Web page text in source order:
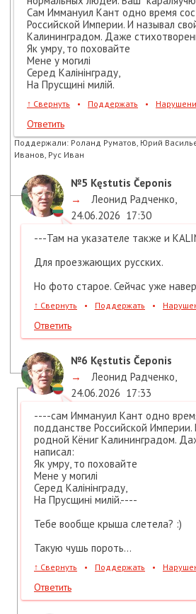
Сам Иммануил Кант одно время
Российской Империи. И называл
Калининградом. Даже
Як умру, то поховайте
Мене у могилi
Серед Калiнiнграду,
На Прусщинi милiй.
↑ Свернуть • Поддержать •
Ответить
Поддержали: Роланд Руматов, Юрий
Иванов, Рус Иван
№5 Kęstutis Čeponis
→
Леонид Радченко
24.06.2026 17:30
---Там на указателе также и
Для проезжающих русских.
Но фото старое. Сейчас уже
↑ Свернуть • Поддержать •
Ответить
№6 Kęstutis Čeponis
→
Леонид Радченко
24.06.2026 17:33
----сам Иммануил Кант одно
подданстве Российской Империи.
родной Кёниг Калининградом.
написал:
Як умру, то поховайте
Мене у могилi
Серед Калiнiнграду,
На Прусщинi милiй.----
Тебе вообще крыша слетела? :)
Такую чушь пороть...
↑ Свернуть • Поддержать •
Ответить